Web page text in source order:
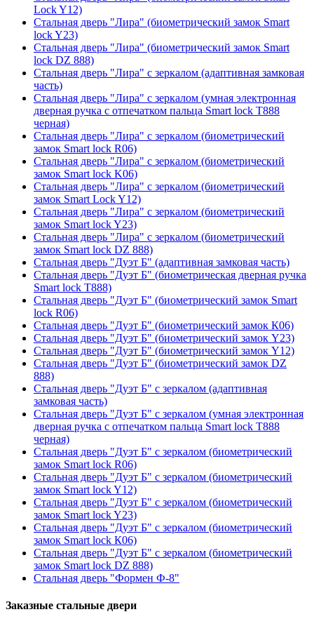
Lock Y12)
Стальная дверь "Лира" (биометрический замок Smart
lock Y23)
Стальная дверь "Лира" (биометрический замок Smart
lock DZ 888)
Стальная дверь "Лира" с зеркалом (адаптивная замковая
часть)
Стальная дверь "Лира" с зеркалом (умная электронная
дверная ручка с отпечатком пальца Smart lock T888
черная)
Стальная дверь "Лира" с зеркалом (биометрический
замок Smart lock R06)
Стальная дверь "Лира" с зеркалом (биометрический
замок Smart lock K06)
Стальная дверь "Лира" с зеркалом (биометрический
замок Smart Lock Y12)
Стальная дверь "Лира" с зеркалом (биометрический
замок Smart lock Y23)
Стальная дверь "Лира" с зеркалом (биометрический
замок Smart lock DZ 888)
Стальная дверь "Дуэт Б" (адаптивная замковая часть)
Стальная дверь "Дуэт Б" (биометрическая дверная ручка
Smart lock T888)
Стальная дверь "Дуэт Б" (биометрический замок Smart
lock R06)
Стальная дверь "Дуэт Б" (биометрический замок К06)
Стальная дверь "Дуэт Б" (биометрический замок Y23)
Стальная дверь "Дуэт Б" (биометрический замок Y12)
Стальная дверь "Дуэт Б" (биометрический замок DZ
888)
Стальная дверь "Дуэт Б" с зеркалом (адаптивная
замковая часть)
Стальная дверь "Дуэт Б" с зеркалом (умная электронная
дверная ручка с отпечатком пальца Smart lock T888
черная)
Стальная дверь "Дуэт Б" с зеркалом (биометрический
замок Smart lock R06)
Стальная дверь "Дуэт Б" с зеркалом (биометрический
замок Smart lock Y12)
Стальная дверь "Дуэт Б" с зеркалом (биометрический
замок Smart lock Y23)
Стальная дверь "Дуэт Б" с зеркалом (биометрический
замок Smart lock К06)
Стальная дверь "Дуэт Б" с зеркалом (биометрический
замок Smart lock DZ 888)
Стальная дверь "Формен Ф-8"
Заказные стальные двери